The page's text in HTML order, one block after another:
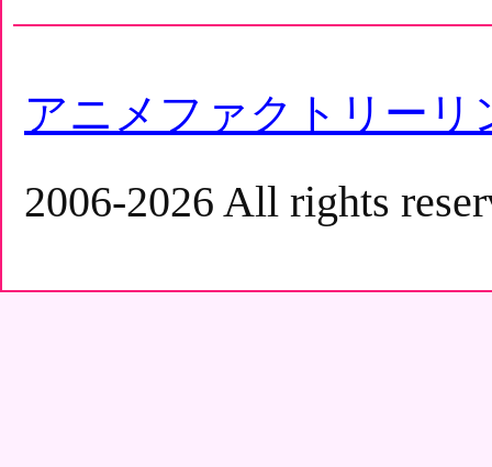
アニメファクトリーリ
2006-2026 All rights